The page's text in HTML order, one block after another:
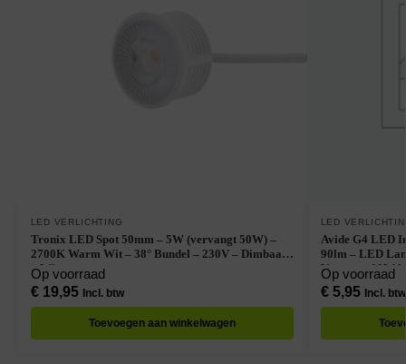
LED VERLICHTING
Tronix LED Spot 50mm – 5W (vervangt 50W) –
2700K Warm Wit – 38° Bundel – 230V – Dimbaar
– Wit
Op voorraad
€19,95 Incl. btw
Toevoegen aan winkelwagen
LED
Avide G4 LED
90lm – LED Lampjes Insteek – Warm Wit –
Vervangt 10W
Op voorraad
€5,95 Incl. btw